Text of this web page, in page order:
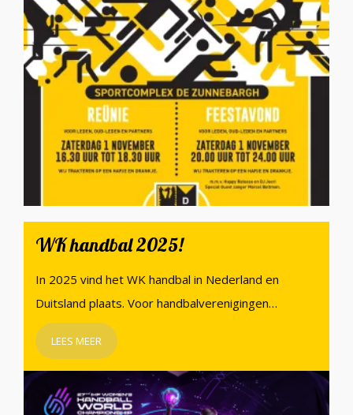
WK handbal 2025!
In 2025 vind het WK handbal in Nederland en
Duitsland plaats. Voor handbalverenigingen…
LEES MEER